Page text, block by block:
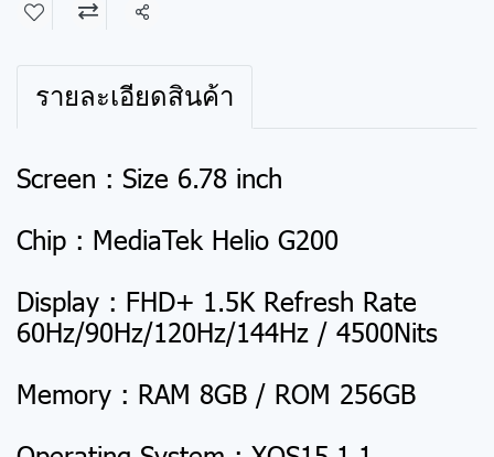
แชร์
รายละเอียดสินค้า
Screen : Size 6.78 inch
Chip : MediaTek Helio G200
Display : FHD+ 1.5K Refresh Rate
60Hz/90Hz/120Hz/144Hz / 4500Nits
Memory : RAM 8GB / ROM 256GB